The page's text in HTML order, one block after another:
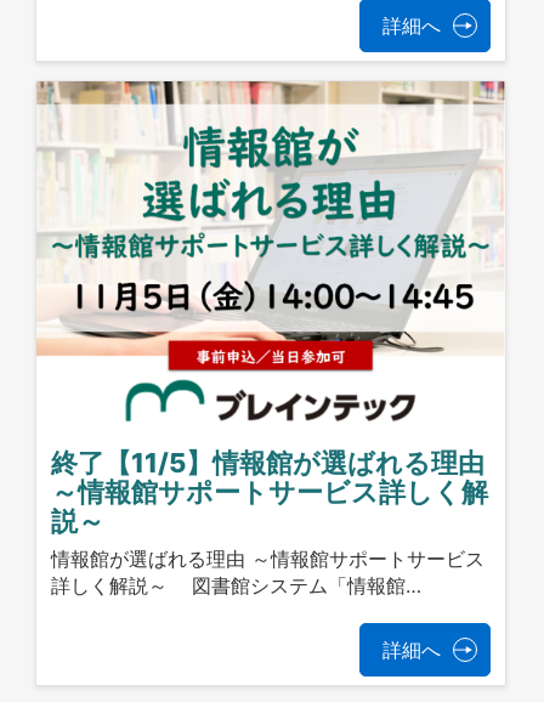
詳細へ
終了【11/5】情報館が選ばれる理由
～情報館サポートサービス詳しく解
説～
情報館が選ばれる理由 ～情報館サポートサービス
詳しく解説～ 図書館システム「情報館…
詳細へ